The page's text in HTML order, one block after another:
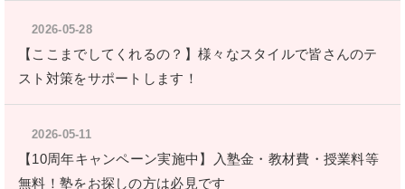
2026-05-28
【ここまでしてくれるの？】様々なスタイルで皆さんのテ
スト対策をサポートします！
2026-05-11
【10周年キャンペーン実施中】入塾金・教材費・授業料等
無料！塾をお探しの方は必見です